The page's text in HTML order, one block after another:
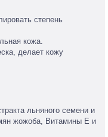
степень
кожа.
делает кожу
льняного семени и
жожоба, Витамины Е и